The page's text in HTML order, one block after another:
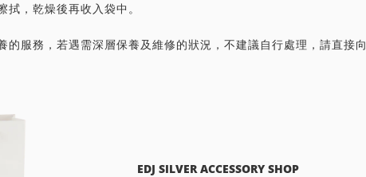
，乾燥後再收入袋中。
的服務，若遇需深層保養及維修的狀況，不建議自行處理，請直接向
EDJ SILVER ACCESSORY SHOP